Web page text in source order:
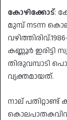
കോഴിക്കോട്:
മുമ്പ് നടന്ന
കണ്ണൂർ
തിരുവമ്പാടി
വ്യക്തമായത്.
നാല് പതിറ്റാണ്ട്